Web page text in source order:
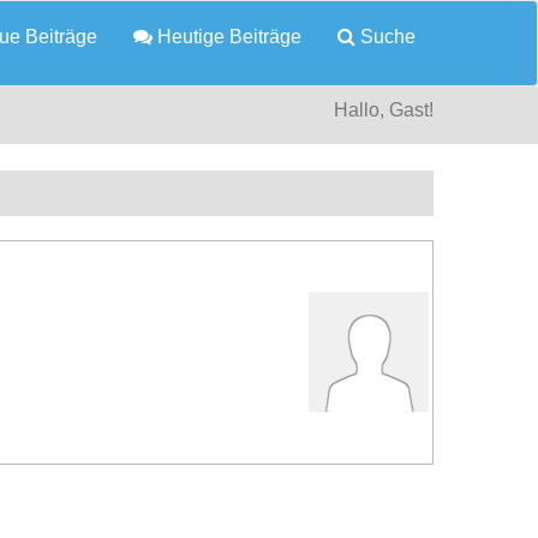
Beiträge Heutige Beiträge Suche
Hallo, Gast!